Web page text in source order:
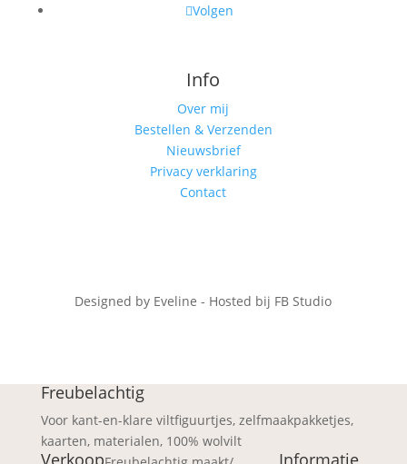
Volgen
Info
Over mij
Bestellen & Verzenden
Nieuwsbrief
Privacy verklaring
Contact
Designed by Eveline - Hosted bij FB Studio
Freubelachtig
Voor kant-en-klare viltfiguurtjes, zelfmaakpakketjes,
kaarten, materialen, 100% wolvilt
Verkoop Informatie